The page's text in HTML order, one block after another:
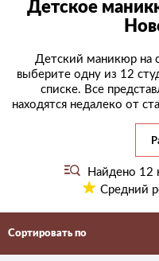
Детское
Детский маникюр на
выберите одну из 12
списке. Все
находятся недалеко от
Найдено 12
Средний
Сортировать по